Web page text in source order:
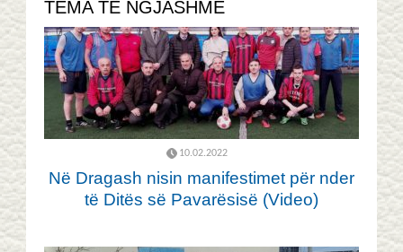
TEMA TË NGJASHME
10.02.2022
Në Dragash nisin manifestimet për nder
të Ditës së Pavarësisë (Video)